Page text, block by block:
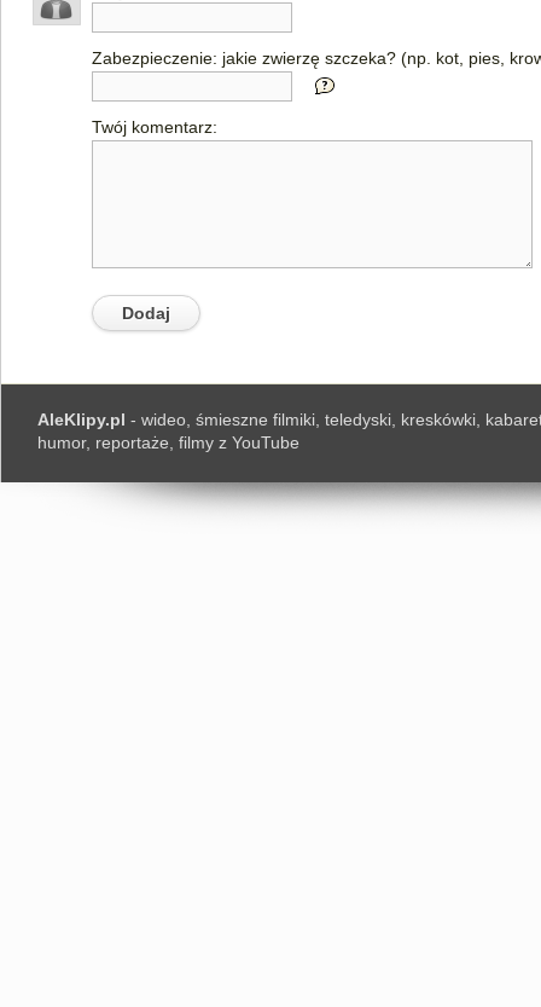
Zabezpieczenie: jakie zwierzę szczeka? (np. kot, pies,
Twój komentarz:
AleKlipy.pl - wideo, śmieszne filmiki, teledyski, kreskówki,
humor, reportaże, filmy z YouTube